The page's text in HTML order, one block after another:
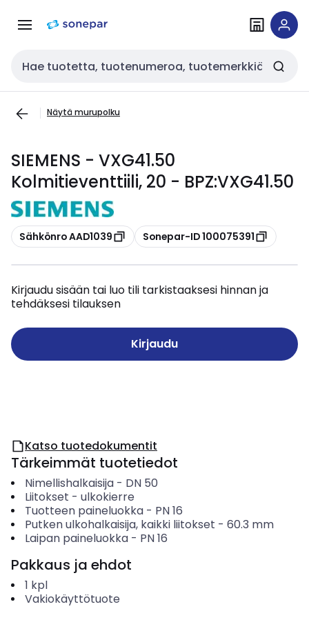
navigointiinsisältöön
Haku
Näytä murupolku
SIEMENS - VXG41.50
Kolmitieventtiili, 20 - BPZ:VXG41.50
Kopioi
Sähkönro AAD1039 Kopioi
Sonepar-ID 100075391
Kirjaudu sisään tai luo tili tarkistaaksesi hinnan ja
tehdäksesi tilauksen
Kirjaudu
Katso tuotedokumentit
Tärkeimmät tuotetiedot
Nimellishalkaisija- DN 50
Liitokset - ulkokierre
Tuotteen paineluokka- PN 16
Putken ulkohalkaisija, kaikki liitokset - 60.3 mm
Laipan paineluokka- PN 16
Pakkaus ja ehdot
1 kpl
Vakiokäyttötuote